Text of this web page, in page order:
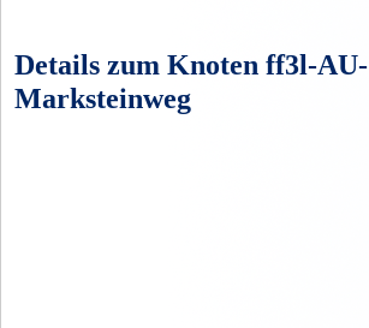
Details zum Knoten ff3l-AU-
Marksteinweg